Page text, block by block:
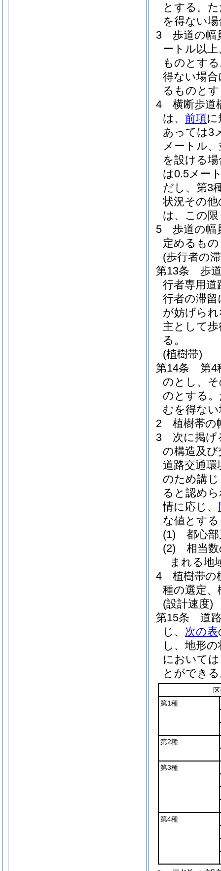
とする。
を得ない
3
歩道の幅
ートル以
ものとす
得ない場
るものと
4
横断歩道
は、 前項に
あっては3
メートル
を設ける
は0.5メー
だし、第3
状況その
は、この
5
歩道の幅
定めるも
(歩行者の
第13条
歩
行者専用道
行者の滞
が妨げら
主として
る。
(植樹帯)
第14条
第4
のとし、
のとする。
むを得な
2
植樹帯の
3
次に掲げ
の構造及
道路交通
のため講
ると認め
情に応じ、
な値とす
(1)
都心
(2)
相当
まれる地
4
植樹帯の
種の選定
(設計速度)
第15条
道
じ、 次の表
し、地形
において
とができ
第1種
第2種
第3種
第4種